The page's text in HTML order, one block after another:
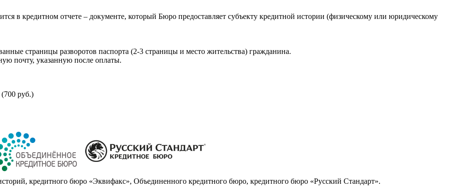
в кредитном отчете – документе, который Бюро предоставляет субъекту кредитной истории (физическому или юридическому
страницы разворотов паспорта (2-3 страницы и место жительства) гражданина.
почту, указанную после оплаты.
руб.)
кредитного бюро «Эквифакс», Объединенного кредитного бюро, кредитного бюро «Русский Стандарт».